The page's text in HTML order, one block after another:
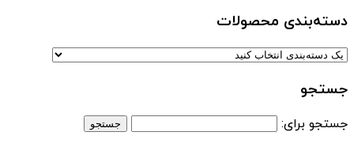
دسته‌بندی‌ محصولات
جستجو
جستجو برای: